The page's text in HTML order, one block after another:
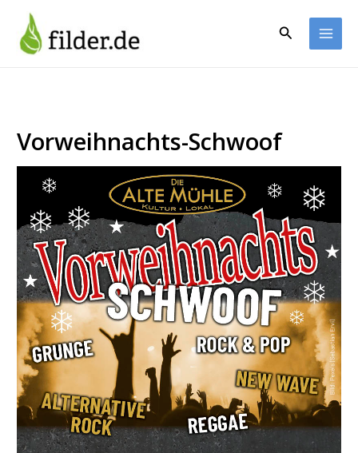
Inhalt
springen
Suchen
Vorweihnachts-Schwoof